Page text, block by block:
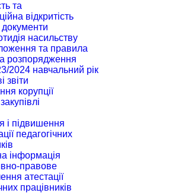
та
відкритість
документи
насильству
та правила
розпорядження
2024 навчальний рік
звіти
корупції
і підвишення
педагогічних
інформація
правове
атестації
працівників